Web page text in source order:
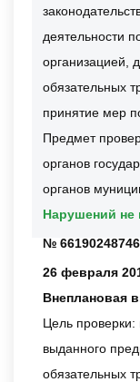
деятельности
организацией,
обязательных
принятие мер
Предмет
органов
органов
Нарушений не
№
26 февраля
Внеплановая
Цель
выданного
обязательных